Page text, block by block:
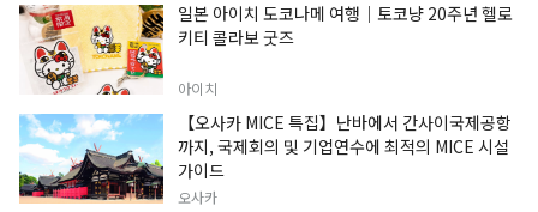
일본 아이치 도코나메 여행｜토코냥 20주년 헬로
키티 콜라보 굿즈
아이치
【오사카 MICE 특집】난바에서 간사이국제공항
까지, 국제회의 및 기업연수에 최적의 MICE 시설
가이드
오사카